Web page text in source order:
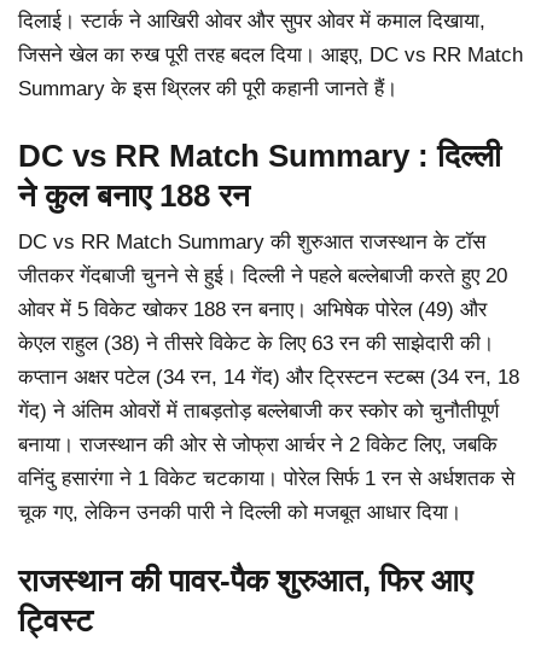
दिलाई। स्टार्क ने आखिरी ओवर और सुपर ओवर में कमाल दिखाया,
जिसने खेल का रुख पूरी तरह बदल दिया। आइए, DC vs RR Match
Summary के इस थ्रिलर की पूरी कहानी जानते हैं।
DC vs RR Match Summary : दिल्ली
ने कुल बनाए 188 रन
DC vs RR Match Summary की शुरुआत राजस्थान के टॉस
जीतकर गेंदबाजी चुनने से हुई। दिल्ली ने पहले बल्लेबाजी करते हुए 20
ओवर में 5 विकेट खोकर 188 रन बनाए। अभिषेक पोरेल (49) और
केएल राहुल (38) ने तीसरे विकेट के लिए 63 रन की साझेदारी की।
कप्तान अक्षर पटेल (34 रन, 14 गेंद) और ट्रिस्टन स्टब्स (34 रन, 18
गेंद) ने अंतिम ओवरों में ताबड़तोड़ बल्लेबाजी कर स्कोर को चुनौतीपूर्ण
बनाया। राजस्थान की ओर से जोफ्रा आर्चर ने 2 विकेट लिए, जबकि
वनिंदु हसारंगा ने 1 विकेट चटकाया। पोरेल सिर्फ 1 रन से अर्धशतक से
चूक गए, लेकिन उनकी पारी ने दिल्ली को मजबूत आधार दिया।
राजस्थान की पावर-पैक शुरुआत, फिर आए
ट्विस्ट